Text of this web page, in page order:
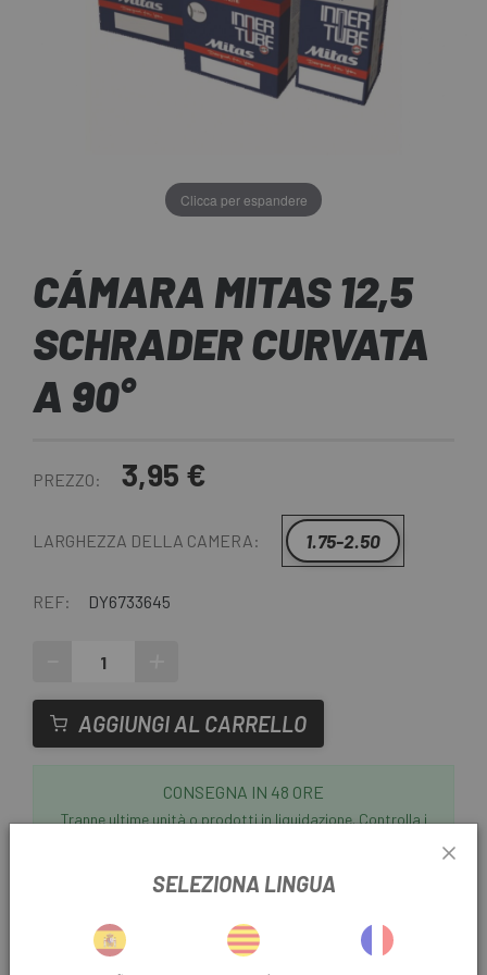
Clicca per espandere
CÁMARA MITAS 12,5
SCHRADER CURVATA
A 90°
PREZZO: 3,95 €
LARGHEZZA DELLA CAMERA: 1.75-2.50
REF: DY6733645
AGGIUNGI AL CARRELLO
CONSEGNA IN 48 ORE
Tranne ultime unità o prodotti in liquidazione. Controlla i
spedizione.
Ultimi articoli in magazzino
SELEZIONA LINGUA